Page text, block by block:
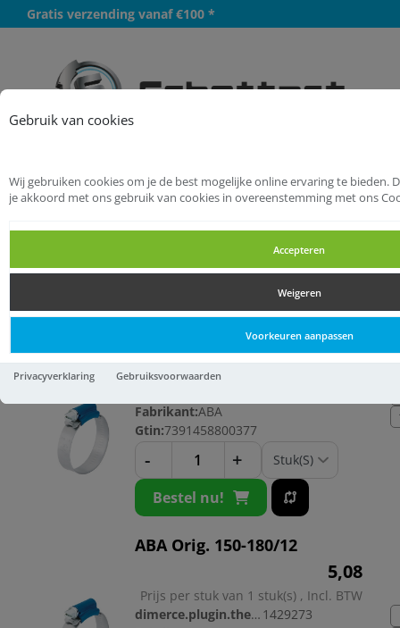
Gebruik van cookies
Wij gebruiken cookies om je de best mogelijke online ervaring te bieden.
je akkoord met ons gebruik van cookies in overeenstemming met ons
Accepteren
Weigeren
Voorkeuren aanpassen
Privacyverklaring Gebruiksvoorwaarden
Gratis verzending vanaf €100 *
Startpagina
Installatietechniek
Wormschroefklemmen
Wormschroefklemmen
ABA Orig. 104-138/12
Fabrikant:ABA
Gtin:7391458800377
- +
Bestel nu!
ABA Orig. 150-180/12
5,08
Prijs per stuk van 1 stuk(s) , Incl. BTW
dimerce.plugin.theme.productnr: 1429273